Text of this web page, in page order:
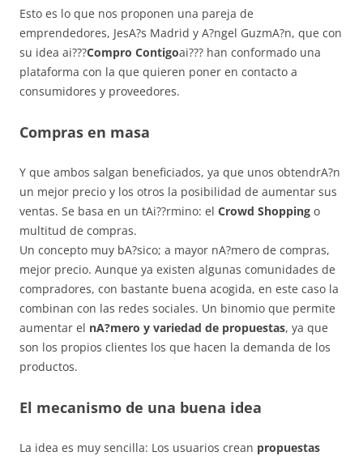
Esto es lo que nos proponen una pareja de
emprendedores, JesA?s Madrid y A?ngel GuzmA?n, que con
su idea ai???Compro Contigoai??? han conformado una
plataforma con la que quieren poner en contacto a
consumidores y proveedores.
Compras en masa
Y que ambos salgan beneficiados, ya que unos obtendrA?n
un mejor precio y los otros la posibilidad de aumentar sus
ventas. Se basa en un tAi??rmino: el Crowd Shopping o
multitud de compras.
Un concepto muy bA?sico; a mayor nA?mero de compras,
mejor precio. Aunque ya existen algunas comunidades de
compradores, con bastante buena acogida, en este caso la
combinan con las redes sociales. Un binomio que permite
aumentar el nA?mero y variedad de propuestas, ya que
son los propios clientes los que hacen la demanda de los
productos.
El mecanismo de una buena idea
La idea es muy sencilla: Los usuarios crean propuestas